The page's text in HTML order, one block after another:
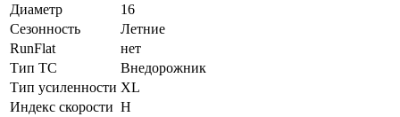
Диаметр
16
Сезонность
Летние
RunFlat
нет
Тип ТС
Внедорожник
Тип усиленности XL
Индекс скорости H